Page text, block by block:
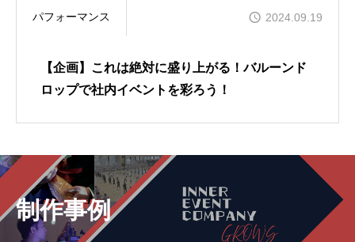
コンテンツ
イベント会場
当社について
パフォーマンス 2024.09.19
【企画】これは絶対に盛り上がる！バルーンド
ロップで社内イベントを彩ろう！
制作事例